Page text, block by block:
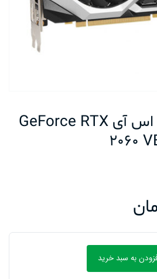
کارت گرافیک ام اس آی GeForce RTX
2060
به سبد خرید